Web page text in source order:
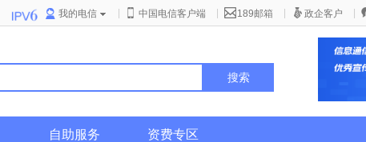
我的电信 中国电信客户端 189邮箱 政企客户
自助服务 资费专区